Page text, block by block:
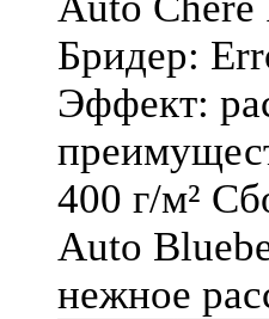
Бридер:
Эффект:
400 г/м²
Auto
нежное